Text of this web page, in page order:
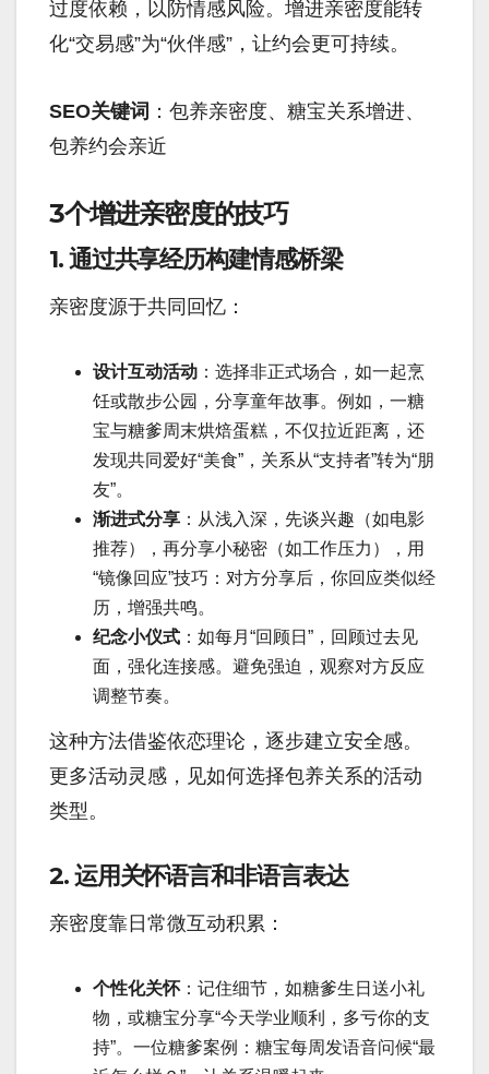
过度依赖，以防情感风险。增进亲密度能转
化“交易感”为“伙伴感”，让约会更可持续。
SEO关键词 ：包养亲密度、糖宝关系增进、
包养约会亲近
3个增进亲密度的技巧
1. 通过共享经历构建情感桥梁
亲密度源于共同回忆：
设计互动活动 ：选择非正式场合，如一起烹
饪或散步公园，分享童年故事。例如，一糖
宝与糖爹周末烘焙蛋糕，不仅拉近距离，还
发现共同爱好“美食”，关系从“支持者”转为“朋
友”。
渐进式分享 ：从浅入深，先谈兴趣（如电影
推荐），再分享小秘密（如工作压力），用
“镜像回应”技巧：对方分享后，你回应类似经
历，增强共鸣。
纪念小仪式 ：如每月“回顾日”，回顾过去见
面，强化连接感。避免强迫，观察对方反应
调整节奏。
这种方法借鉴依恋理论，逐步建立安全感。
更多活动灵感，见如何选择包养关系的活动
类型。
2. 运用关怀语言和非语言表达
亲密度靠日常微互动积累：
个性化关怀：记住细节，如糖爹生日送小礼
物，或糖宝分享“今天学业顺利，多亏你的支
持”。一位糖爹案例：糖宝每周发语音问候“最